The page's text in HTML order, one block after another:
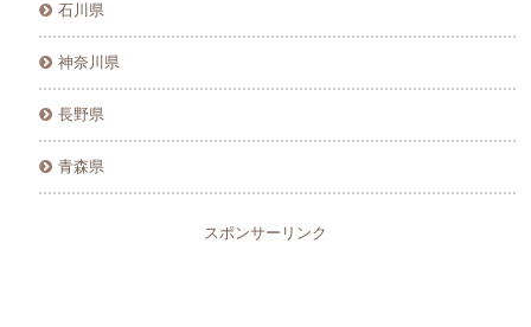
石川県
神奈川県
長野県
青森県
スポンサーリンク